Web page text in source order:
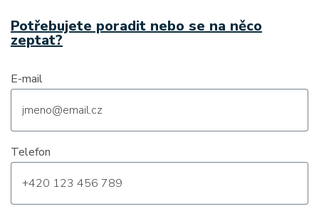
Potřebujete poradit nebo se na něco
zeptat?
E-mail
Telefon